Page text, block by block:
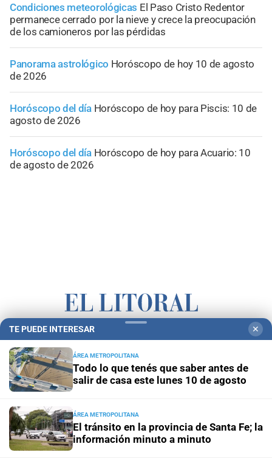
Condiciones meteorológicas El Paso Cristo Redentor
permanece cerrado por la nieve y crece la preocupación
de los camioneros por las pérdidas
Panorama astrológico Horóscopo de hoy 10 de agosto
de 2026
Horóscopo del día Horóscopo de hoy para Piscis: 10 de
agosto de 2026
Horóscopo del día Horóscopo de hoy para Acuario: 10
de agosto de 2026
Campolitoral Revista Nosotros Clasificados CYD Litoral
Podcasts Mirador Provincial VivíMejor SF
Notife Educacion SF
TE PUEDE INTERESAR ✕
ÁREA METROPOLITANA
Todo lo que tenés que saber antes de
salir de casa este lunes 10 de agosto
ÁREA METROPOLITANA
El tránsito en la provincia de Santa Fe; la
información minuto a minuto